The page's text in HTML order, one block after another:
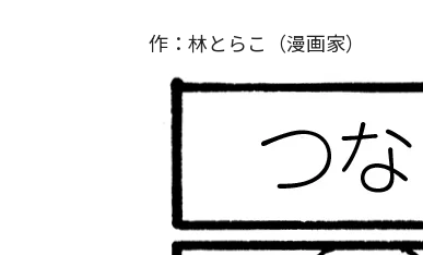
作：林とらこ（漫画家）